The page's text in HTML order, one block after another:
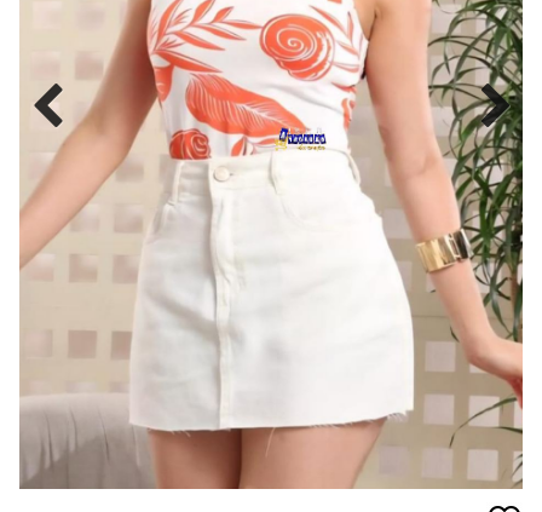
MODA
GRIFE
MODA
INFANTIL
MODA
INTIMA
MASCULINA
MODA
PLUS